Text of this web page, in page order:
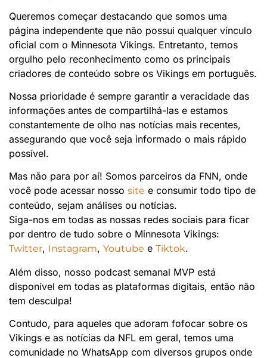
Queremos começar destacando que somos uma
página independente que não possui qualquer vínculo
oficial com o Minnesota Vikings. Entretanto, temos
orgulho pelo reconhecimento como os principais
criadores de conteúdo sobre os Vikings em português.
Nossa prioridade é sempre garantir a veracidade das
informações antes de compartilhá-las e estamos
constantemente de olho nas notícias mais recentes,
assegurando que você seja informado o mais rápido
possível.
Mas não para por aí! Somos parceiros da FNN, onde
você pode acessar nosso site e consumir todo tipo de
conteúdo, sejam análises ou notícias.
Siga-nos em todas as nossas redes sociais para ficar
por dentro de tudo sobre o Minnesota Vikings:
Twitter, Instagram, Youtube e Tiktok.
Além disso, nosso podcast semanal MVP está
disponível em todas as plataformas digitais, então não
tem desculpa!
Contudo, para aqueles que adoram fofocar sobre os
Vikings e as notícias da NFL em geral, temos uma
comunidade no WhatsApp com diversos grupos onde